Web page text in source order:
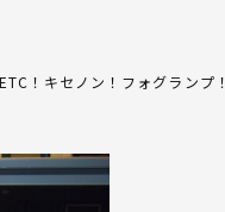
！キセノン！フォグランプ！